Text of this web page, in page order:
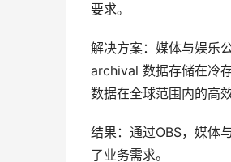
要求。
解决方案：媒体与娱乐
archival 数据存储在冷
数据在全球范围内的高
结果：通过OBS，媒体
了业务需求。